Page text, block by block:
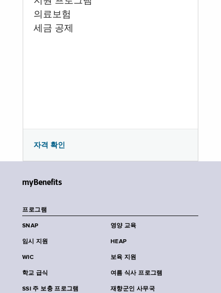
의료보험
세금 공제
자격 확인
myBenefits
프로그램
SNAP 영양 교육
임시 지원 HEAP
WIC 보육 지원
학교 급식 여름 식사 프로그램
SSI 주 보충 프로그램 재향군인 사무국